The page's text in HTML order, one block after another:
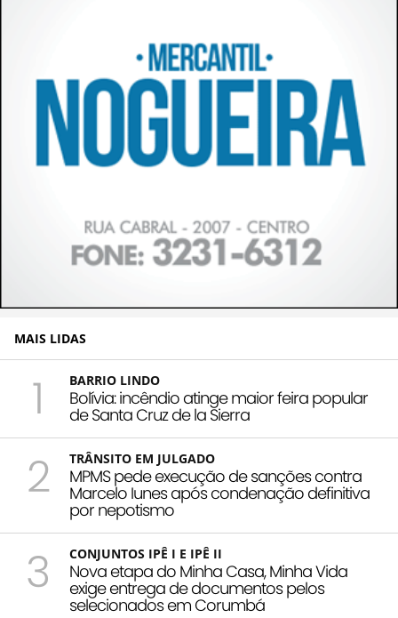
MAIS LIDAS
1 BARRIO LINDO
Bolívia: incêndio atinge maior feira popular
de Santa Cruz de la Sierra
2 TRÂNSITO EM JULGADO
MPMS pede execução de sanções contra
Marcelo Iunes após condenação definitiva
por nepotismo
3 CONJUNTOS IPÊ I E IPÊ II
Nova etapa do Minha Casa, Minha Vida
exige entrega de documentos pelos
selecionados em Corumbá